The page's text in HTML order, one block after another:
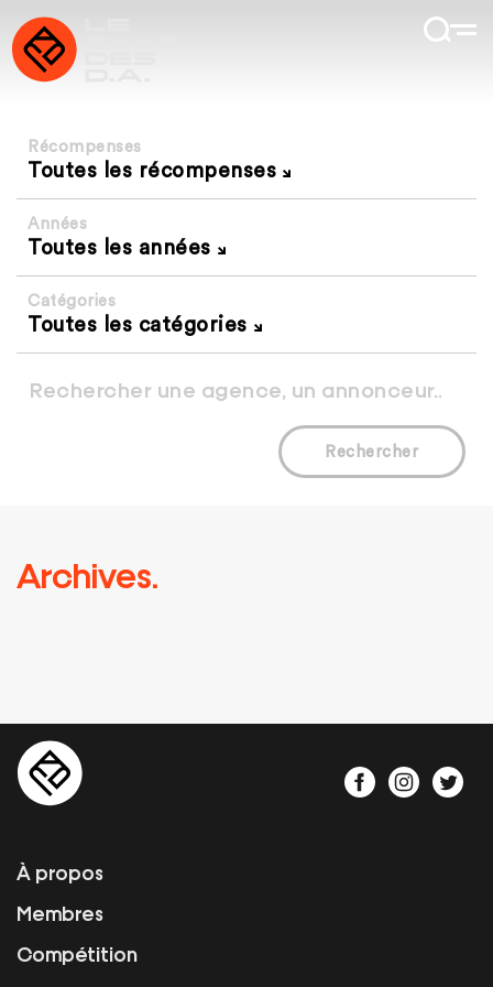
Récompenses
Toutes les récompenses
Années
Toutes les années
Catégories
Toutes les catégories
Rechercher
Archives.
À propos
Membres
Compétition